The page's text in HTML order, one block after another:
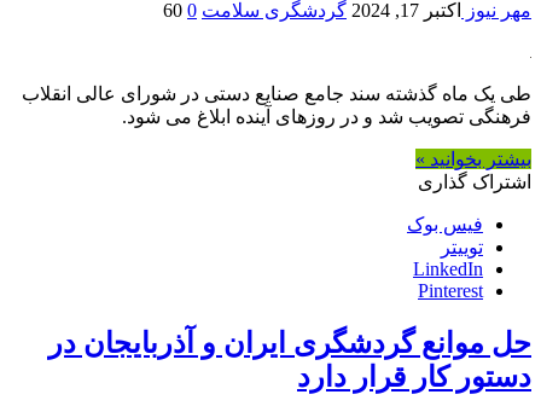
مهر نیوز اکتبر 17, 2024 گردشگری سلامت 0
60
طی یک ماه گذشته سند جامع صنایع دستی در شورای عالی انقلاب
فرهنگی تصویب شد و در روزهای آینده ابلاغ می شود.
بیشتر بخوانید »
اشتراک گذاری
فیس بوک
توییتر
LinkedIn
Pinterest
حل موانع گردشگری ایران و آذربایجان در
دستور کار قرار دارد